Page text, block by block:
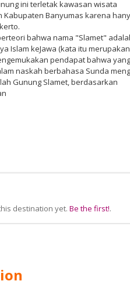
ini terletak kawasan wisata
Banyumas karena
bahwa nama "Slamet"
Islam keJawa (kata itu merupakan
pendapat bahwa yang
naskah berbahasa Sunda
Gunung Slamet, berdasarkan
destination yet. Be the first!.